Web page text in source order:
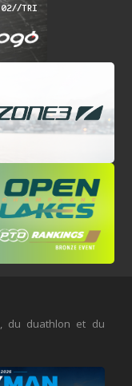
du duathlon et du